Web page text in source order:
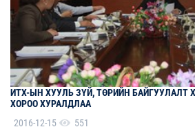
ИТХ-ЫН ХУУЛЬ ЗҮЙ, ТӨРИЙН
ХОРОО ХУРАЛДЛАА
2016-12-15
551